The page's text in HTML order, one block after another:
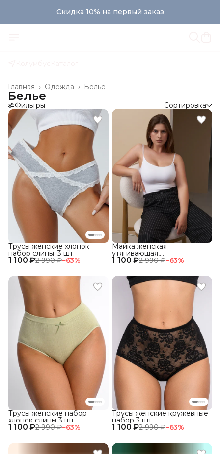
Скидка 10% на первый заказ
Белье
Одежда ›
Главная ›
Белье
Фильтры Сортировка
1 100 ₽2 990 ₽−63%
Трусы женские хлопок
набор слипы, 3 шт.
1 100 ₽2 990 ₽−63%
Майка женская
утягивающая,
корректирующее белье
1 100 ₽2 990 ₽−63%
Трусы женские набор
хлопок слипы 3 шт.
1 100 ₽2 990 ₽−63%
Трусы женские кружевные
набор 3 шт